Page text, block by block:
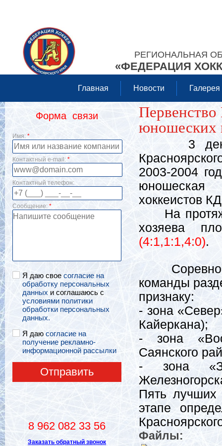
РЕГИОНАЛЬНАЯ
«ФЕДЕРАЦИЯ
Главная Новости Галерея
Форма связи
Имя: *
Контактный e-mail: *
Контактный телефон:
Сообщение: *
Я даю свое согласие на
обработку персональных
данных и соглашаюсь с
условиями политики
обработки персональных
данных.
Я даю согласие на
получение рекламно-
информационной рассылки
Отправить
8 962 082 33 56
Заказать обратный звонок
Первенство
юношеских
3
2003-2004
юношеская
хоккеистов
На
хозяева
(4:1,1:1,4:0).
команды
признаку:
- зона
Кайеркана);
- зона
Саянского
- зона
Пять
этапе
Файлы: